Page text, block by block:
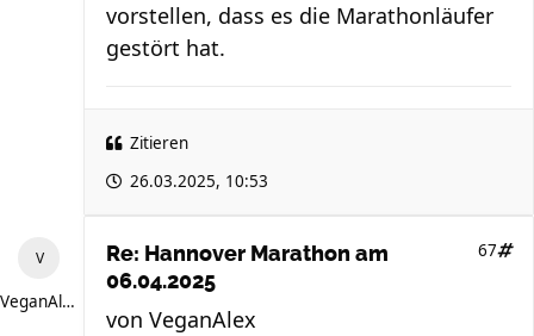
vorstellen, dass es die Marathonläufer
gestört hat.
Zitieren
26.03.2025, 10:53
VeganAlex
Re: Hannover Marathon am
06.04.2025
67
von VeganAlex